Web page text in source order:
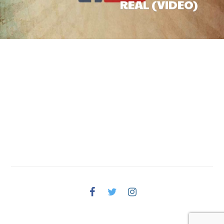
REAL (VIDEO)
Facebook
TwitterInstagram